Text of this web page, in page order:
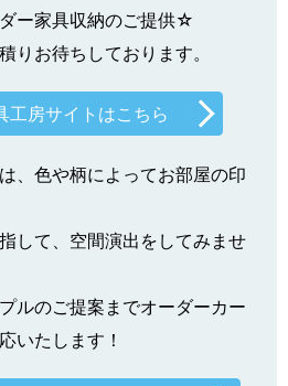
ー家具収納のご提供☆
りお待ちしております。
工房サイトはこちら
、色や柄によってお部屋の印
して、空間演出をしてみませ
ルのご提案までオーダーカー
いたします！